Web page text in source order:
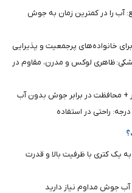
سریع: آب را در کمترین زمان به جوش
ظاهری لوکس و مدرن، مقاوم در
+ محافظت در برابر جوش بدون آب
نفر) دارید و به یک کتری با ظرفیت بالا و قدرت
آب جوش مداوم نیاز دارید